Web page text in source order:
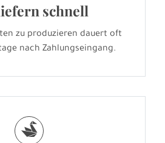
schnell
zu produzieren dauert oft
nach Zahlungseingang.
s